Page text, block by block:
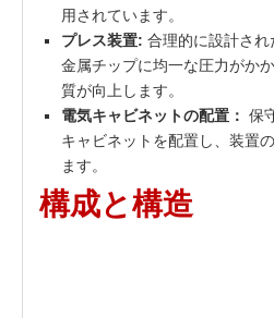
用されています。
プレス装置: 合理的に設計され
金属チップに均一な圧力がか
質が向上します。
電気キャビネットの配置： 保
キャビネットを配置し、装置
ます。
構成と構造